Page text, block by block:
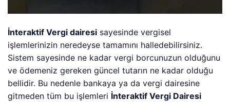
İnteraktif Vergi dairesi sayesinde vergisel
işlemlerinizin neredeyse tamamını halledebilirsiniz.
Sistem sayesinde ne kadar vergi borcunuzun olduğunu
ve ödemeniz gereken güncel tutarın ne kadar olduğu
bellidir. Bu nedenle bankaya ya da vergi dairesine
gitmeden tüm bu işlemleri İnteraktif Vergi Dairesi